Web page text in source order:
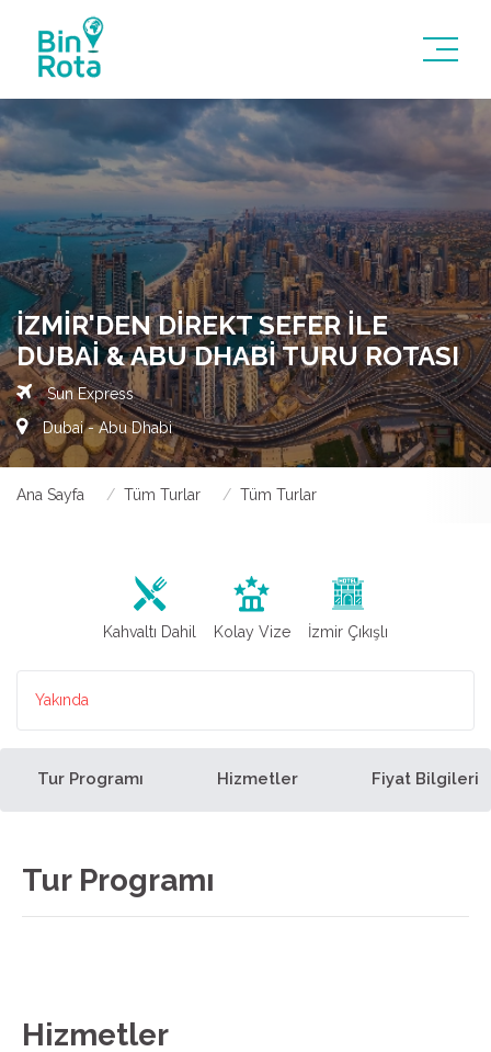
İZMIR'DEN DIREKT SEFER ILE
DUBAI & ABU DHABI TURU ROTASI
Sun Express
Dubai - Abu Dhabi
Ana Sayfa Tüm Turlar Tüm Turlar
Kahvaltı Dahil Kolay Vize İzmir Çıkışlı
Yakında
Tur Programı Hizmetler Fiyat Bilgileri
Tur Programı
Hizmetler